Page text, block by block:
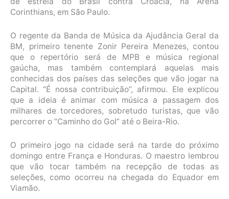
Corinthians, em São Paulo.
O regente da Banda de Música da Ajudância Geral da
BM, primeiro tenente Zonir Pereira Menezes, contou
que o repertório será de MPB e música regional
gaúcha, mas também contemplará aquelas mais
conhecidas dos países das seleções que vão jogar na
Capital. “É nossa contribuição”, afirmou. Ele explicou
que a ideia é animar com música a passagem dos
milhares de torcedores, sobretudo turistas, que vão
percorrer o “Caminho do Gol” até o Beira-Rio.
O primeiro jogo na cidade será na tarde do próximo
domingo entre França e Honduras. O maestro lembrou
que vão tocar também na recepção de todas as
seleções, como ocorreu na chegada do Equador em
Viamão.